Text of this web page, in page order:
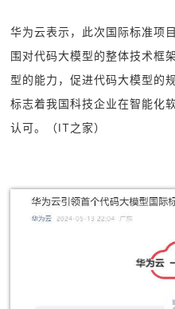
华为云表示，此次国际标准项
围对代码大模型的整体技术框
型的能力，促进代码大模型的
标志着我国科技企业在智能化
认可。（IT之家）